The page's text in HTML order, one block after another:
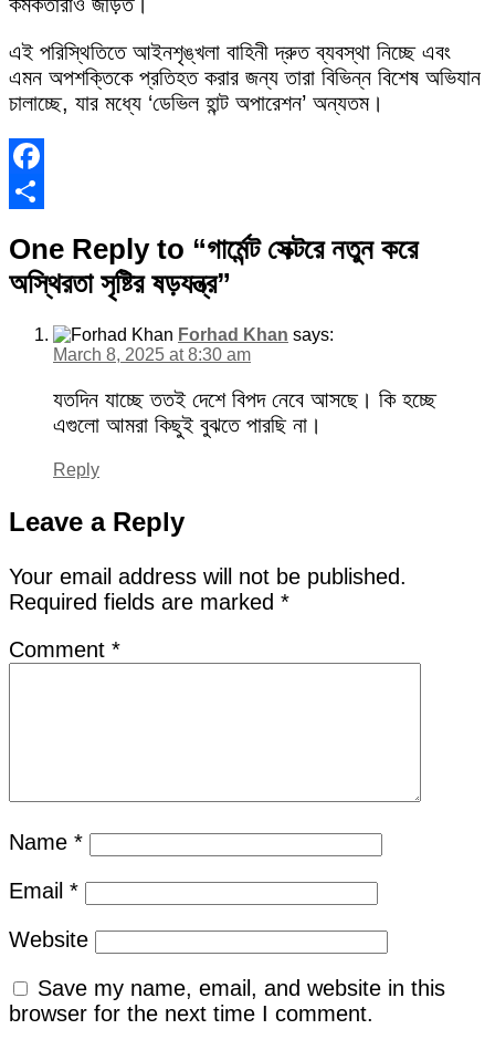
এই পরিস্থিতিতে আইনশৃঙ্খলা বাহিনী দ্রুত ব্যবস্থা নিচ্ছে এবং
এমন অপশক্তিকে প্রতিহত করার জন্য তারা বিভিন্ন বিশেষ অভিযান
চালাচ্ছে, যার মধ্যে ‘ডেভিল হান্ট অপারেশন’ অন্যতম।
Facebook
One Reply to “গার্মেন্ট সেক্টরে নতুন করে
অস্থিরতা সৃষ্টির ষড়যন্ত্র”
Forhad Khan says:
March 8, 2025 at 8:30 am
যতদিন যাচ্ছে ততই দেশে বিপদ নেবে আসছে। কি হচ্ছে
এগুলো আমরা কিছুই বুঝতে পারছি না।
Reply
Leave a Reply
Your email address will not be published.
Required fields are marked *
Comment *
Name *
Email *
Website
Save my name, email, and website in this
browser for the next time I comment.